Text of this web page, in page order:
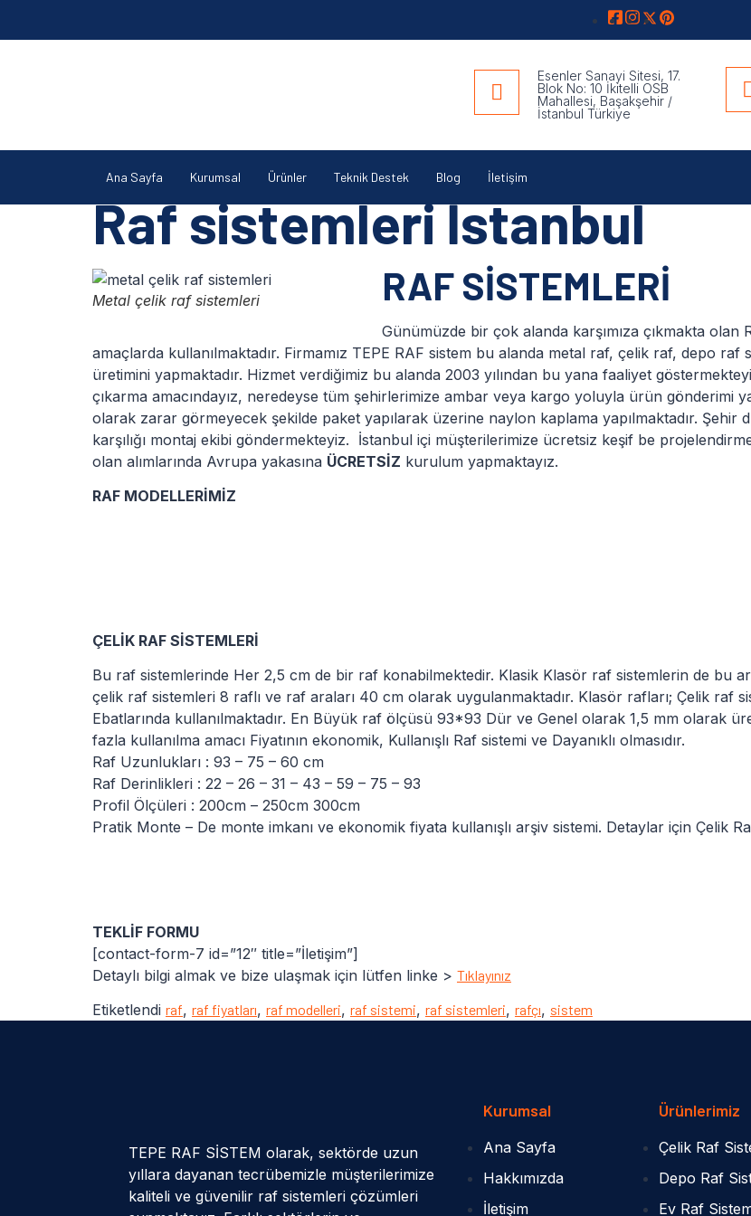
Esenler Sanayi Sitesi, 17.
Blok No: 10 İkitelli OSB
Mahallesi, Başakşehir /
İstanbul Türkiye
Ana Sayfa Kurumsal Ürünler Teknik Destek Blog İletişim
Raf sistemleri İstanbul
Metal çelik raf sistemleri RAF SİSTEMLERİ
Günümüzde bir çok alanda karşımıza çıkmakta
amaçlarda kullanılmaktadır. Firmamız TEPE RAF sistem bu alanda metal raf, çelik raf, depo raf
üretimini yapmaktadır. Hizmet verdiğimiz bu alanda 2003 yılından bu yana faaliyet
çıkarma amacındayız, neredeyse tüm şehirlerimize ambar veya kargo yoluyla ürün gönderimi
olarak zarar görmeyecek şekilde paket yapılarak üzerine naylon kaplama yapılmaktadır. Şehir
karşılığı montaj ekibi göndermekteyiz. İstanbul içi müşterilerimize ücretsiz keşif be
olan alımlarında Avrupa yakasına ÜCRETSİZ kurulum yapmaktayız.
RAF MODELLERİMİZ
ÇELİK RAF SİSTEMLERİ
Bu raf sistemlerinde Her 2,5 cm de bir raf konabilmektedir. Klasik Klasör raf sistemlerin de bu
çelik raf sistemleri 8 raflı ve raf araları 40 cm olarak uygulanmaktadır. Klasör rafları; Çelik raf
Ebatlarında kullanılmaktadır. En Büyük raf ölçüsü 93*93 Dür ve Genel olarak 1,5 mm olarak
fazla kullanılma amacı Fiyatının ekonomik, Kullanışlı Raf sistemi ve Dayanıklı olmasıdır.
Raf Uzunlukları : 93 – 75 – 60 cm
Raf Derinlikleri : 22 – 26 – 31 – 43 – 59 – 75 – 93
Profil Ölçüleri : 200cm – 250cm 300cm
Pratik Monte – De monte imkanı ve ekonomik fiyata kullanışlı arşiv sistemi. Detaylar için Çelik
TEKLİF FORMU
[contact-form-7 id=”12″ title=”İletişim”]
Detaylı bilgi almak ve bize ulaşmak için lütfen linke > Tıklayınız
Etiketlendi raf, raf fiyatları, raf modelleri, raf sistemi, raf sistemleri, rafçı, sistem
TEPE RAF SİSTEM olarak, sektörde uzun
yıllara dayanan tecrübemizle müşterilerimize
kaliteli ve güvenilir raf sistemleri çözümleri
Kurumsal
Ana Sayfa
Hakkımızda
İletişim
Ürünlerimiz
Çelik Raf
Depo Raf
Ev Raf